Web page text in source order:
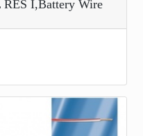
I,Battery Wire